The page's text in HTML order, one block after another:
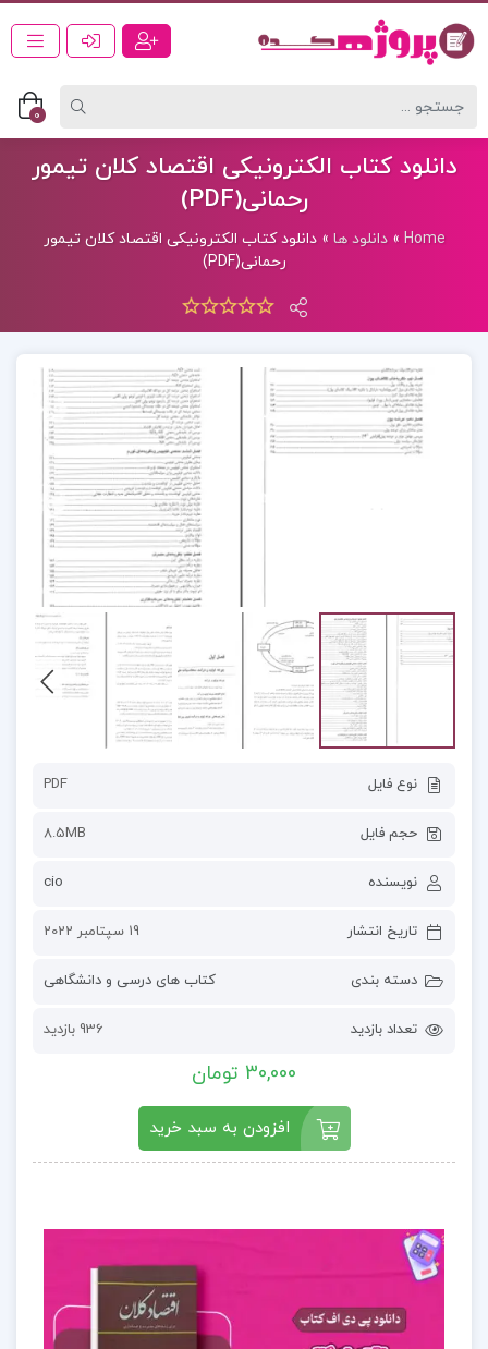
0
دانلود کتاب الکترونیکی اقتصاد کلان تیمور
رحمانی(PDF)
Home
»دانلود ها »دانلود کتاب الکترونیکی اقتصاد کلان تیمور
رحمانی(PDF)
نوع فایل PDF
حجم فایل 8.5MB
نویسنده cio
تاریخ انتشار 19 سپتامبر 2022
دسته بندی کتاب های درسی و دانشگاهی
تعداد بازدید 936 بازدید
30,000 تومان
افزودن به سبد خرید